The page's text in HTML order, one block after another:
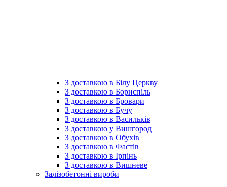
З доставкою в Білу Церкву
З доставкою в Бориспіль
З доставкою в Бровари
З доставкою в Бучу
З доставкою в Васильків
З доставкою у Вишгород
З доставкою в Обухів
З доставкою в Фастів
З доставкою в Ірпінь
З доставкою в Вишневе
Залізобетонні вироби